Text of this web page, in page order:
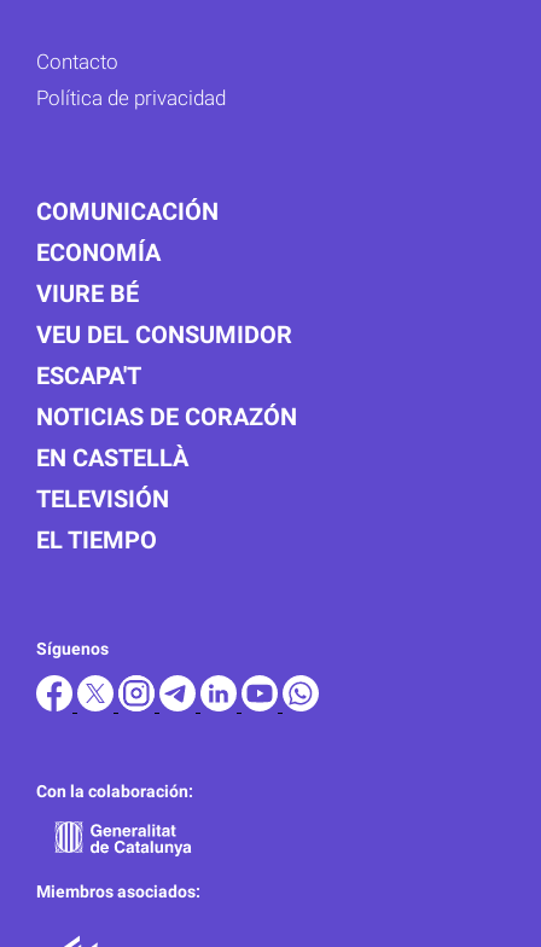
Contacto
Política de privacidad
COMUNICACIÓN
ECONOMÍA
VIURE BÉ
VEU DEL CONSUMIDOR
ESCAPA'T
NOTICIAS DE CORAZÓN
EN CASTELLÀ
TELEVISIÓN
EL TIEMPO
Síguenos
Con la colaboración:
Miembros asociados: